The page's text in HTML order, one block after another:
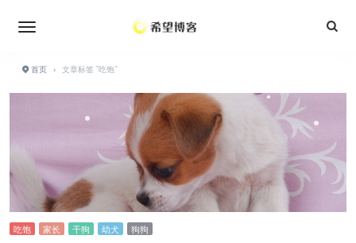
首页 › 文章标签 "吃饱"
吃饱 家长 干狗 幼犬 狗狗
•
•
•
•